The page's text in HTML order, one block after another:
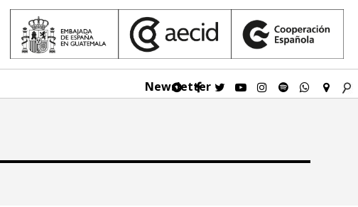
Newsletter